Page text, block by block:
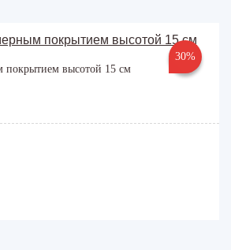
30%
покрытием высотой 15 см